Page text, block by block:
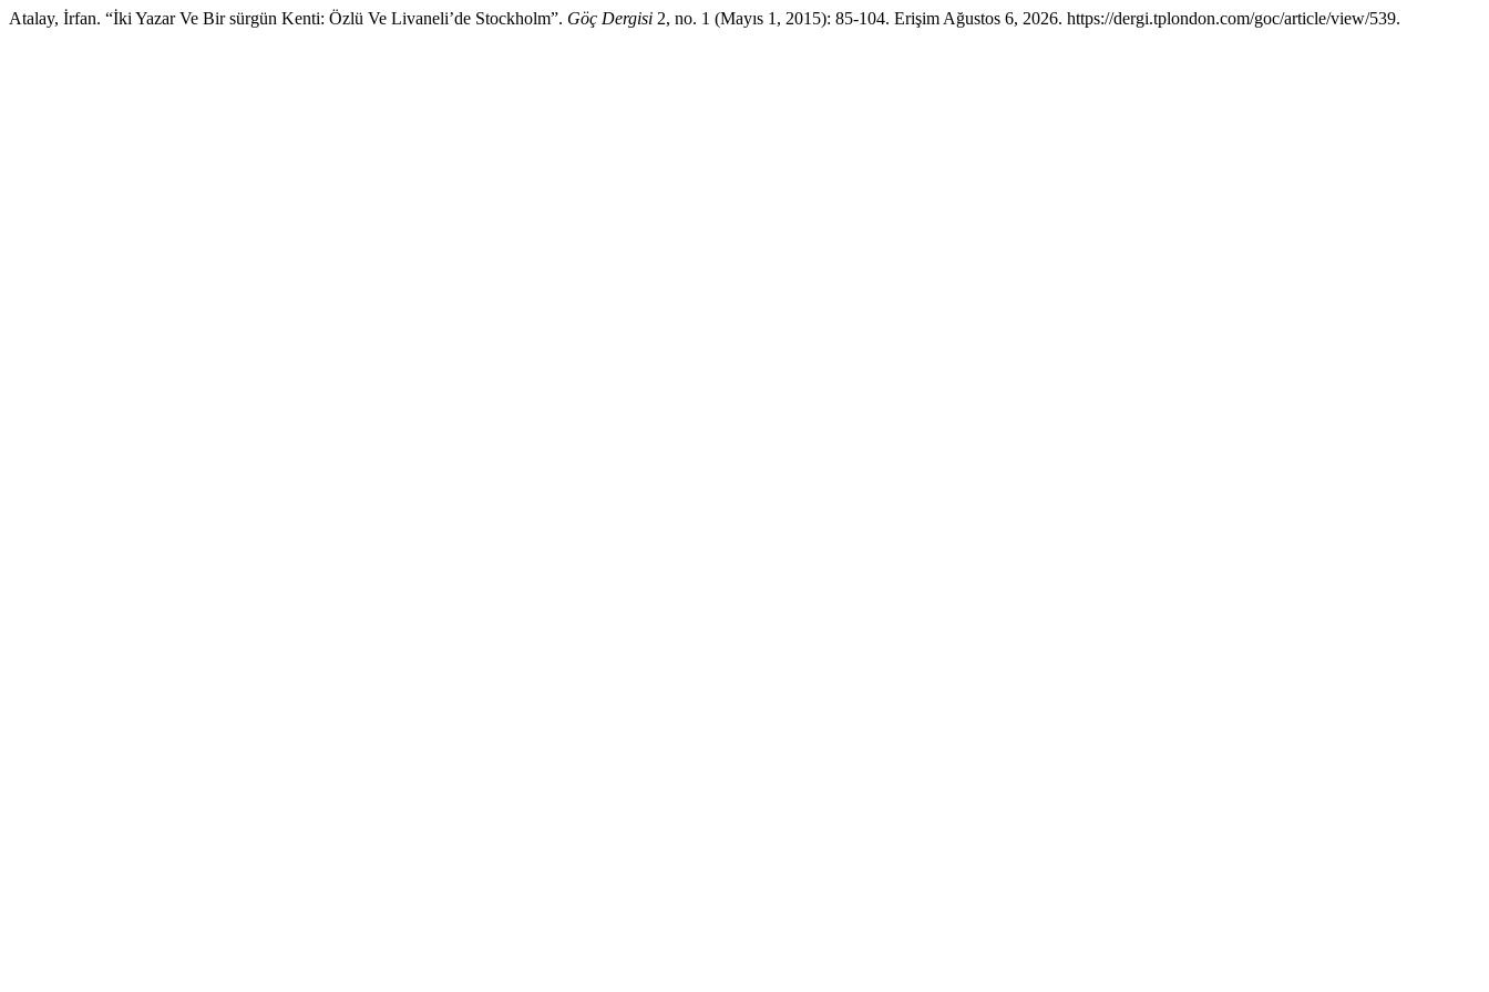
Atalay, İrfan. “İki Yazar Ve Bir sürgün Kenti: Özlü Ve Livaneli’de Stockholm”. Göç Dergisi 2, no. 1 (Mayıs 1, 2015): 85-104. Erişim Ağustos 6, 2026. https://dergi.tplondon.com/goc/article/view/539.